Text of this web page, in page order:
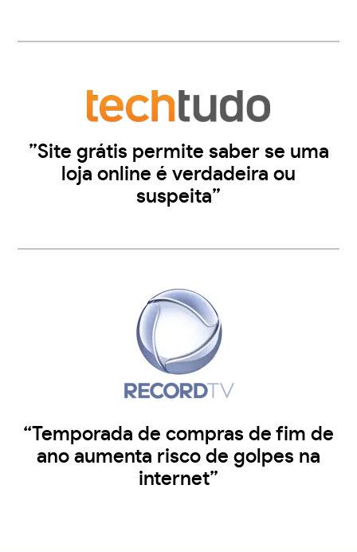
”Site grátis permite saber se uma
loja online é verdadeira ou
suspeita”
“Temporada de compras de fim de
ano aumenta risco de golpes na
internet”